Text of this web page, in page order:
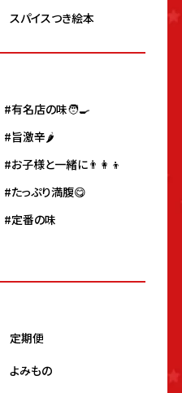
スパイスつき絵本
#有名店の味🧑‍🍳
#旨激辛🌶
#お子様と一緒に👨‍👩‍👦
#たっぷり満腹😋
#定番の味
定期便
よみもの